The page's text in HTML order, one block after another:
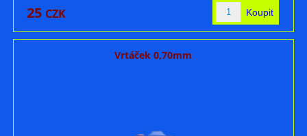
25 CZK
Vrtáček 0,70mm